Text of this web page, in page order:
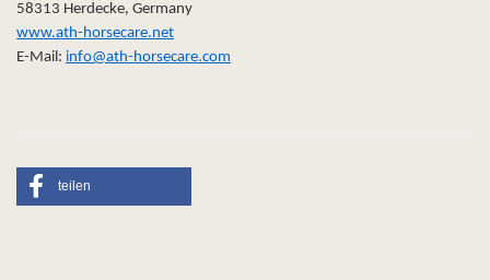
58313 Herdecke, Germany
www.ath-horsecare.net
E-Mail: info@ath-horsecare.com
teilen